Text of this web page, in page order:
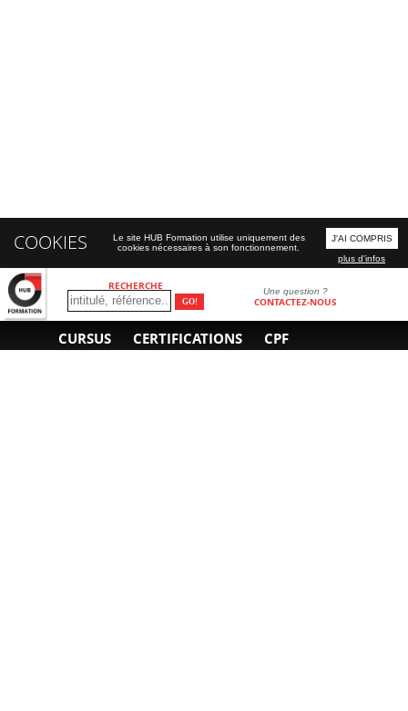
RECHERCHE Une question ?
CONTACTEZ-NOUS
CURSUS CERTIFICATIONS CPF
COOKIES
Le site HUB Formation utilise uniquement des
cookies nécessaires à son fonctionnement.
J'AI COMPRIS
plus d'infos